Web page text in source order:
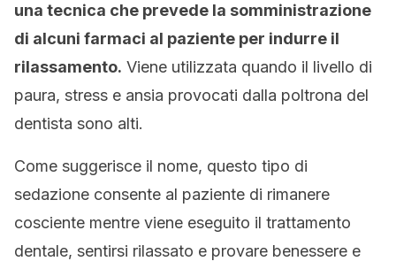
una tecnica che prevede la somministrazione
di alcuni farmaci al paziente per indurre il
rilassamento. Viene utilizzata quando il livello di
paura, stress e ansia provocati dalla poltrona del
dentista sono alti.
Come suggerisce il nome, questo tipo di
sedazione consente al paziente di rimanere
cosciente mentre viene eseguito il trattamento
dentale, sentirsi rilassato e provare benessere e